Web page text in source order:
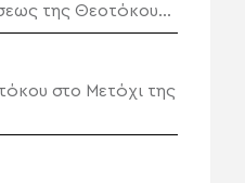
της Θεοτόκου
στο Μετόχι της